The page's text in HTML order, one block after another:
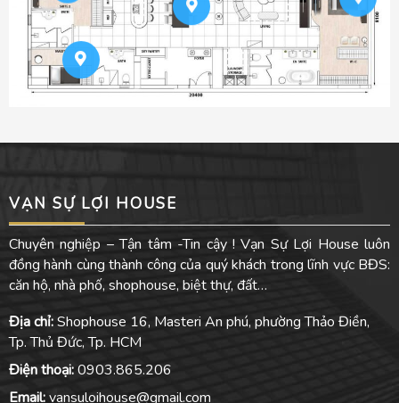
VẠN SỰ LỢI HOUSE
Chuyên nghiệp – Tận tâm -Tin cậy ! Vạn Sự Lợi House luôn
đồng hành cùng thành công của quý khách trong lĩnh vực BĐS:
căn hộ, nhà phố, shophouse, biệt thự, đất…
Địa chỉ:Shophouse 16, Masteri An phú, phường Thảo Điền,
Tp. Thủ Đức, Tp. HCM
Điện thoại:0903.865.206
Email:vansuloihouse@gmail.com